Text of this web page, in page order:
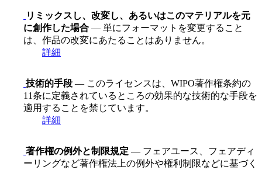
リミックスし、改変し、あるいはこのマテリアルを元
に創作した場合 — 単にフォーマットを変更すること
は、作品の改変にあたることはありません。
詳細
技術的手段 — このライセンスは、WIPO著作権条約の
11条に定義されているところの効果的な技術的な手段を
適用することを禁じています。
詳細
著作権の例外と制限規定 — フェアユース、フェアディ
ーリングなど著作権法上の例外や権利制限などに基づく